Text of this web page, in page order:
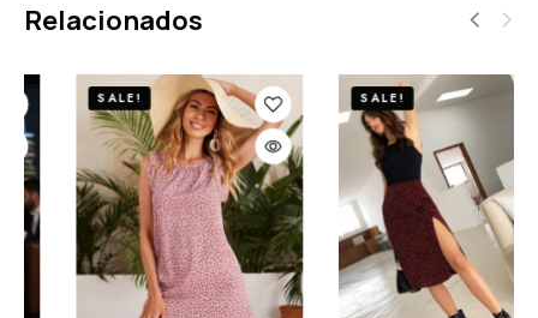
Relacionados
SALE! SALE!